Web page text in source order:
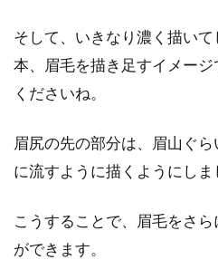
そして、いきなり濃く描い
本、眉毛を描き足すイメー
くださいね。
眉尻の先の部分は、眉山ぐ
に流すように描くようにしま
こうすることで、眉毛をさ
ができます。